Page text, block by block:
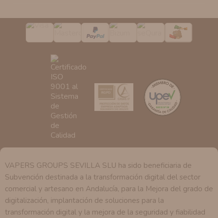
pedimos.
Tiene derecho a saber qué información
tenemos sobre usted, corregirla y eliminarla, tal y como
se explica en la información adicional disponible en
nuestra página web.
VAPERS GROUPS SEVILLA SLU ha sido beneficiaria de
Subvención destinada a la transformación digital del sector
comercial y artesano en Andalucía, para la Mejora del grado de
digitalización, implantación de soluciones para la
transformación digital y la mejora de la seguridad y fiabilidad